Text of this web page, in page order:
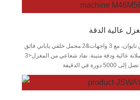
عالية الدقة
مغزل من النوع الكمي أصلي من تايوان، مع 3 واجهات&2 محمل خلفي ياباني فائق
الدقة لضمان صلابة عالية ودقة متينة. نفاد شعاعي من المغزل<3um أسرع سرعة